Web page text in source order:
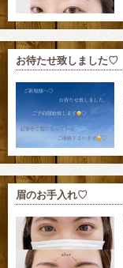
お待たせ致しました♡
眉のお手入れ♡